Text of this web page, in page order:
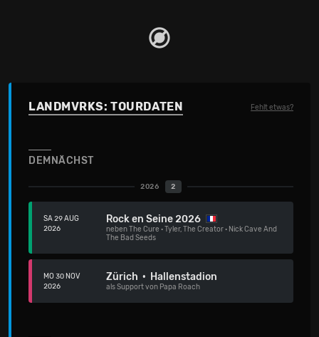
LANDMVRKS: TOURDATEN Fehlt etwas?
DEMNÄCHST
2026 2
SA 29 AUG
2026
Rock en Seine 2026
nebenThe Cure ·Tyler, The Creator· Nick Cave And
The Bad Seeds
MO 30 NOV
2026
Zürich · Hallenstadion
als Support von Papa Roach